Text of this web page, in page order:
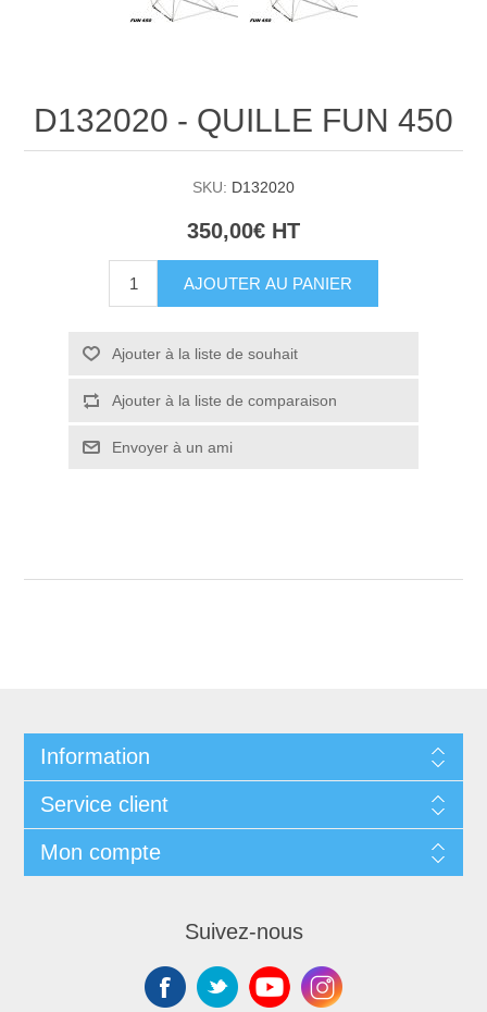
D132020 - QUILLE FUN 450
SKU: D132020
350,00€ HT
AJOUTER AU PANIER
Ajouter à la liste de souhait
Ajouter à la liste de comparaison
Envoyer à un ami
Information
Service client
Mon compte
Suivez-nous